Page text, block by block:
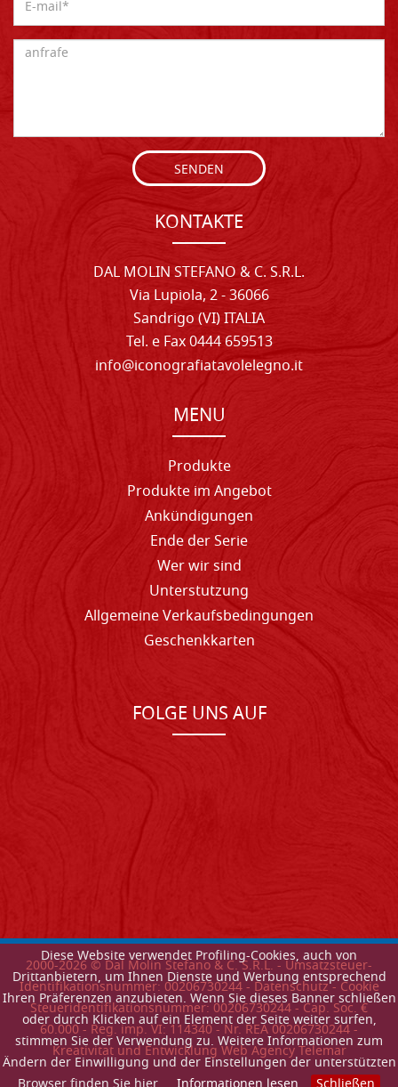
Diese Website verwendet Profiling-Cookies, auch von
Drittanbietern, um Ihnen Dienste und Werbung entsprechend
Ihren Präferenzen anzubieten. Wenn Sie dieses Banner schließen
oder durch Klicken auf ein Element der Seite weiter surfen,
stimmen Sie der Verwendung zu. Weitere Informationen zum
Ändern der Einwilligung und der Einstellungen der unterstützten
SENDEN
KONTAKTE
DAL MOLIN STEFANO & C. S.R.L.
Via Lupiola, 2 - 36066
Sandrigo (VI) ITALIA
Tel. e Fax 0444 659513
info@iconografiatavolelegno.it
MENU
Produkte
Produkte im Angebot
Ankündigungen
Ende der Serie
Wer wir sind
Unterstutzung
Allgemeine Verkaufsbedingungen
Geschenkkarten
FOLGE UNS AUF
2000-2026© Dal Molin Stefano & C. S.R.L. - Umsatzsteuer-
Identifikationsnummer: 00206730244 -Datenschutz-Cookie
Steueridentifikationsnummer: 00206730244 - Cap. Soc. €
60.000 - Reg. imp. VI: 114340 - Nr. REA 00206730244 -
Kreativitat und Entwicklung Web Agency Telemar